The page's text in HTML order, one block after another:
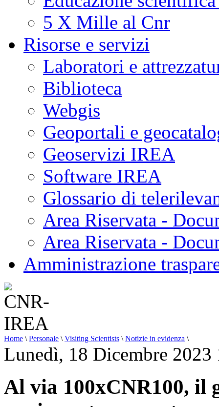
5 X Mille al Cnr
Risorse e servizi
Laboratori e
Biblioteca
Webgis
Geoportali e
Geoservizi IREA
Software IREA
Glossario di
Area Riservata -
Area Riservata -
Amministrazione
Home \ Personale \ Visiting Scientists \ Notizie in evidenza \
Lunedì, 18 Dicembre 2023
Al via 100xCNR100, il